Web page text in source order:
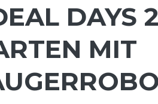
DAYS
MIT